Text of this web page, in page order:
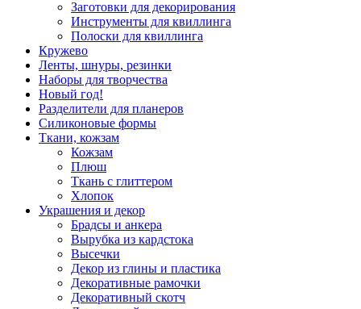
Заготовки для декорирования
Инструменты для квиллинга
Полоски для квиллинга
Кружево
Ленты, шнуры, резинки
Наборы для творчества
Новый год!
Разделители для планеров
Силиконовые формы
Ткани, кожзам
Кожзам
Плюш
Ткань с глиттером
Хлопок
Украшения и декор
Брадсы и анкера
Вырубка из кардстока
Высечки
Декор из глины и пластика
Декоративные рамочки
Декоративный скотч